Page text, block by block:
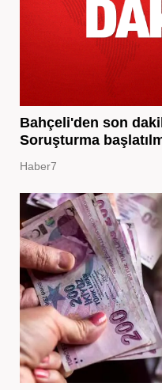
Bahçeli'den son
Soruşturma
Haber7